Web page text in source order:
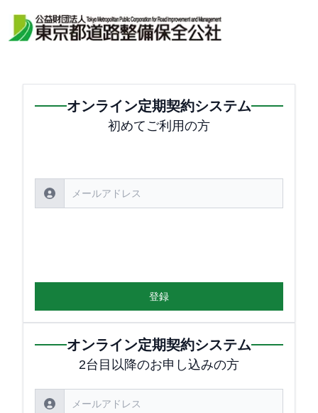
オンライン定期契約システム
初めてご利用の方
登録
オンライン定期契約システム
2台目以降のお申し込みの方